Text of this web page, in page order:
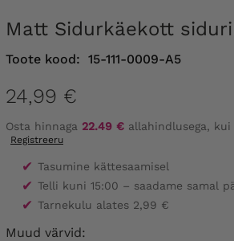
Matt Sidurkäekott
Toote kood: 15-111-0009-A5
24,99 €
Osta hinnaga 22.49 € allahindlusega,
Registreeru
✔ Tasumine kättesaamisel
✔ Telli kuni 15:00 – saadame samal
✔ Tarnekulu alates 2,99 €
Muud värvid: